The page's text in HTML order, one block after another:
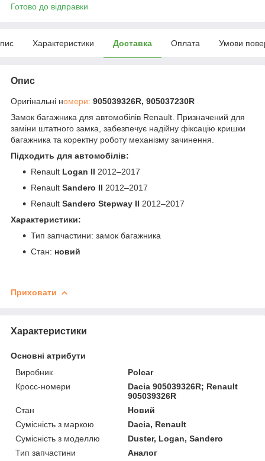
Готово до відправки
Характеристики Доставка Оплата Умови
Опис
Оригінальні номери: 905039326R, 905037230R
Замок багажника для автомобілів Renault. Призначений для
заміни штатного замка, забезпечує надійну фіксацію кришки
багажника та коректну роботу механізму зачинення.
Підходить для автомобілів:
Renault Logan II 2012–2017
Renault Sandero II 2012–2017
Renault Sandero Stepway II 2012–2017
Характеристики:
Тип запчастини: замок багажника
Стан: новий
Приховати
Характеристики
Основні атрибути
Виробник
Polcar
Кросс-номери
Dacia 905039326R; Renault
905039326R
Стан
Новий
Сумісність з маркою
Dacia, Renault
Сумісність з моделлю
Duster, Logan, Sandero
Тип запчастини
Аналог